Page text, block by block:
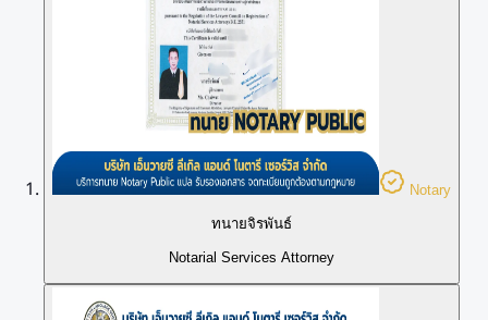
Notary
ทนายจิรพันธ์
Notarial Services Attorney